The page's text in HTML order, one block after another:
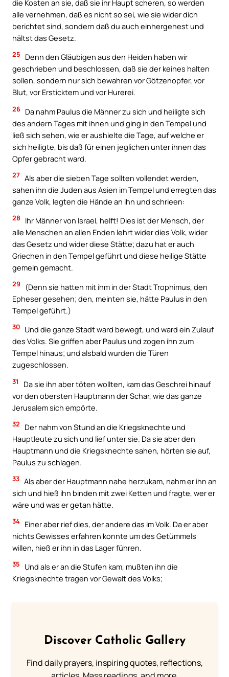
die Kosten an sie, daß sie ihr Haupt scheren, so werden
alle vernehmen, daß es nicht so sei, wie sie wider dich
berichtet sind, sondern daß du auch einhergehest und
hältst das Gesetz.
25
Denn den Gläubigen aus den Heiden haben wir
geschrieben und beschlossen, daß sie der keines halten
sollen, sondern nur sich bewahren vor Götzenopfer, vor
Blut, vor Ersticktem und vor Hurerei.
26 Da nahm Paulus die Männer zu sich und heiligte sich
des andern Tages mit ihnen und ging in den Tempel und
ließ sich sehen, wie er aushielte die Tage, auf welche er
sich heiligte, bis daß für einen jeglichen unter ihnen das
Opfer gebracht ward.
27 Als aber die sieben Tage sollten vollendet werden,
sahen ihn die Juden aus Asien im Tempel und erregten das
ganze Volk, legten die Hände an ihn und schrieen:
28
Ihr Männer von Israel, helft! Dies ist der Mensch, der
alle Menschen an allen Enden lehrt wider dies Volk, wider
das Gesetz und wider diese Stätte; dazu hat er auch
Griechen in den Tempel geführt und diese heilige Stätte
gemein gemacht.
29
(Denn sie hatten mit ihm in der Stadt Trophimus, den
Epheser gesehen; den, meinten sie, hätte Paulus in den
Tempel geführt.)
30 Und die ganze Stadt ward bewegt, und ward ein Zulauf
des Volks. Sie griffen aber Paulus und zogen ihn zum
Tempel hinaus; und alsbald wurden die Türen
zugeschlossen.
31
Da sie ihn aber töten wollten, kam das Geschrei hinauf
vor den obersten Hauptmann der Schar, wie das ganze
Jerusalem sich empörte.
32
Der nahm von Stund an die Kriegsknechte und
Hauptleute zu sich und lief unter sie. Da sie aber den
Hauptmann und die Kriegsknechte sahen, hörten sie auf,
Paulus zu schlagen.
33 Als aber der Hauptmann nahe herzukam, nahm er ihn an
sich und hieß ihn binden mit zwei Ketten und fragte, wer er
wäre und was er getan hätte.
34 Einer aber rief dies, der andere das im Volk. Da er aber
nichts Gewisses erfahren konnte um des Getümmels
willen, hieß er ihn in das Lager führen.
35
Und als er an die Stufen kam, mußten ihn die
Kriegsknechte tragen vor Gewalt des Volks;
Discover Catholic Gallery
Find daily prayers, inspiring quotes, reflections,